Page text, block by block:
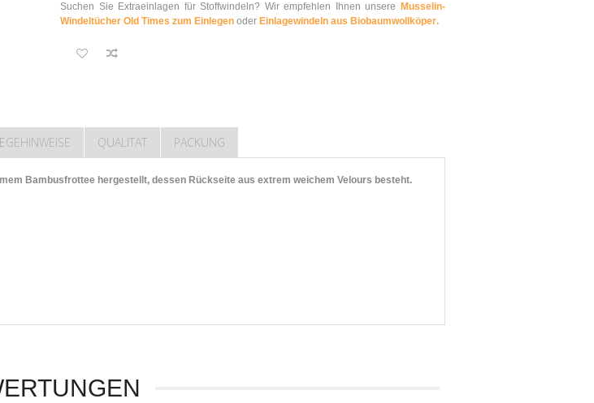
Suchen Sie Extraeinlagen für Stoffwindeln? Wir empfehlen Ihnen unsere
Musselin-
Windeltücher Old Times zum Einlegen oder Einlagewindeln aus Biobaumwollköper.
QUALITÄT PACKUNG
Bambusfrottee hergestellt, dessen Rückseite aus extrem weichem Velours besteht.